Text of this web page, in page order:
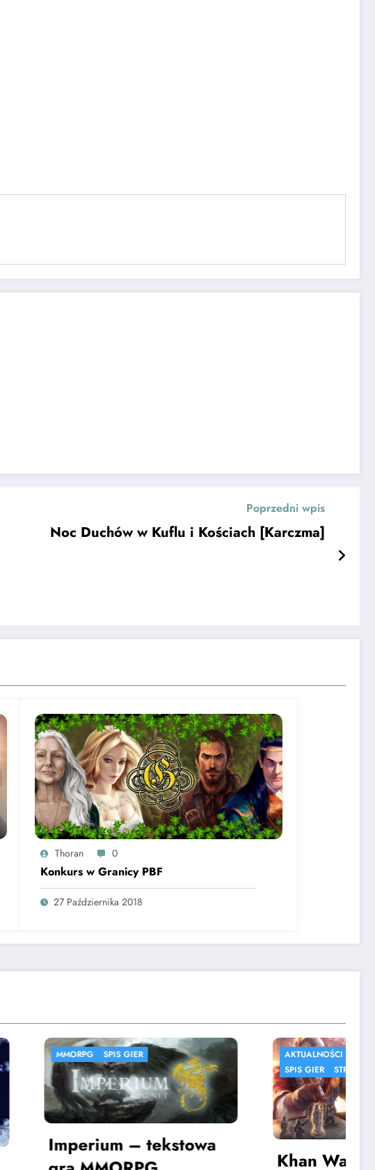
Poprzedni wpis
Noc Duchów w Kuflu i Kościach [Karczma]
Thoran 0
Konkurs w Granicy PBF
27 Października 2018
AKTUALNOŚCI GRY
MMORPG
SPIS GIER
STRATEGIE SYMULACJE
Khan Wars
TEKSTOWE GRY FABULARNE